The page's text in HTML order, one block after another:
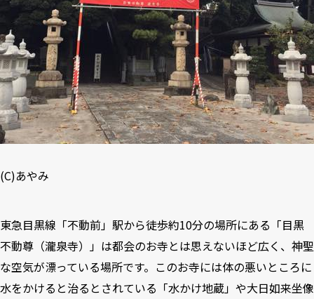
(C)あやみ
東急目黒線「不動前」駅から徒歩約10分の場所にある「目黒
不動尊（瀧泉寺）」は都会のお寺とは思えないほど広く、神聖
な空気が漂っている場所です。このお寺には体の悪いところに
水をかけると治るとされている「水かけ地蔵」や大日如来坐像